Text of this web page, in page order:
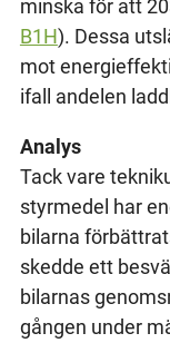
minska för att
B1H). Dessa
mot
ifall andelen
Analys
Tack vare
styrmedel har
bilarna
skedde ett
bilarnas
gången under